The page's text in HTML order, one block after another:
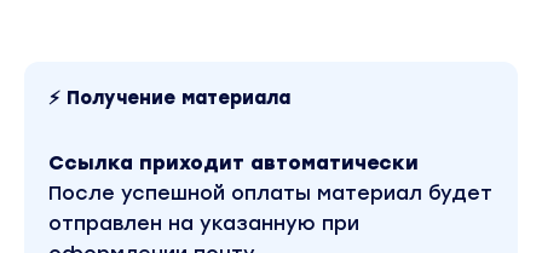
⚡ Получение материала
Ссылка приходит автоматически
После успешной оплаты материал будет
отправлен на указанную при